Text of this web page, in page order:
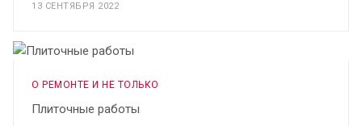
13 СЕНТЯБРЯ 2022
О РЕМОНТЕ И НЕ ТОЛЬКО
Плиточные работы